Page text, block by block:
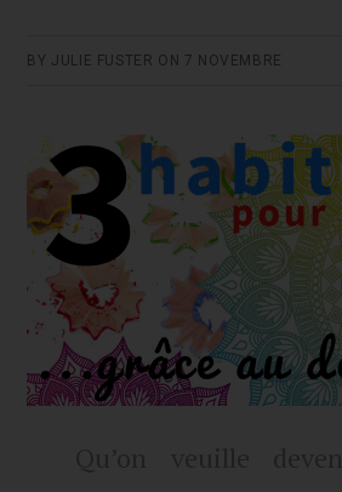
BY JULIE FUSTER ON 7 NOVEMBRE